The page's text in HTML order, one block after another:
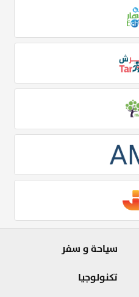
سياحة و سفر
تكنولوجيا